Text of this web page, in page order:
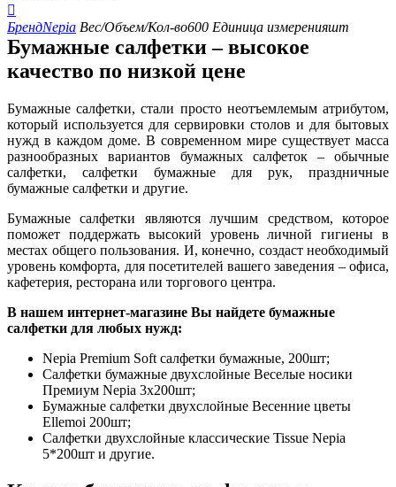

БрендNepia Вес/Объем/Кол-во600 Единица измеренияшт
Бумажные салфетки – высокое
качество по низкой цене
Бумажные салфетки, стали просто неотъемлемым атрибутом,
который используется для сервировки столов и для бытовых
нужд в каждом доме. В современном мире существует масса
разнообразных вариантов бумажных салфеток – обычные
салфетки, салфетки бумажные для рук, праздничные
бумажные салфетки и другие.
Бумажные салфетки являются лучшим средством, которое
поможет поддержать высокий уровень личной гигиены в
местах общего пользования. И, конечно, создаст необходимый
уровень комфорта, для посетителей вашего заведения – офиса,
кафетерия, ресторана или торгового центра.
В нашем интернет-магазине Вы найдете бумажные
салфетки для любых нужд:
Nepia Premium Soft салфетки бумажные, 200шт;
Салфетки бумажные двухслойные Веселые носики
Премиум Nepia 3x200шт;
Бумажные салфетки двухслойные Весенние цветы
Ellemoi 200шт;
Салфетки двухслойные классические Tissue Nepia
5*200шт и другие.